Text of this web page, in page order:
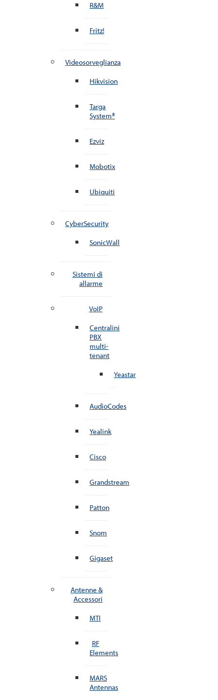
R&M
Fritz!
Videosorveglianza
Hikvision
Targa
System®
Ezviz
Mobotix
Ubiquiti
CyberSecurity
SonicWall
Sistemi di
allarme
VoIP
Centralini
PBX
multi-
tenant
Yeastar
AudioCodes
Yealink
Cisco
Grandstream
Patton
Snom
Gigaset
Antenne &
Accessori
MTI
RF
Elements
MARS
Antennas